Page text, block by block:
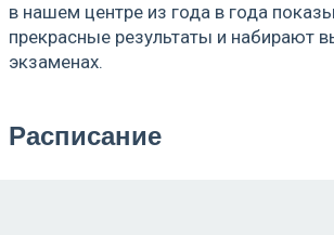
в нашем центре из года в года
прекрасные результаты и набирают
экзаменах.
Расписание